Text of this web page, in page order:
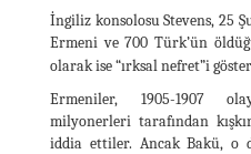
İngiliz konsolosu Stevens, 25
Ermeni ve 700 Türk’ün
olarak ise “ırksal nefret”i
Ermeniler, 1905-1907
milyonerleri tarafından
iddia ettiler. Ancak Bakü, o